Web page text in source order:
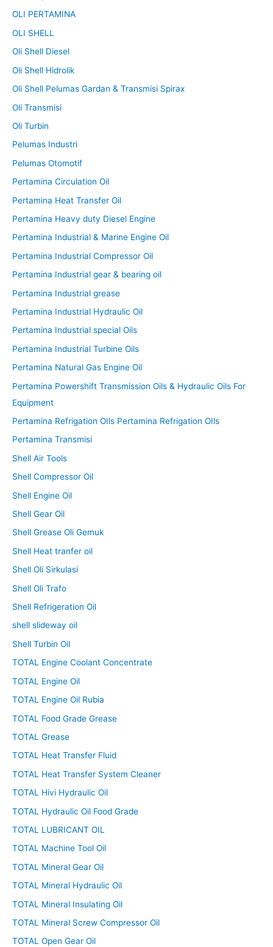
OLI PERTAMINA
OLI SHELL
Oli Shell Diesel
Oli Shell Hidrolik
Oli Shell Pelumas Gardan & Transmisi Spirax
Oli Transmisi
Oli Turbin
Pelumas Industri
Pelumas Otomotif
Pertamina Circulation Oil
Pertamina Heat Transfer Oil
Pertamina Heavy duty Diesel Engine
Pertamina Industrial & Marine Engine Oil
Pertamina Industrial Compressor Oil
Pertamina Industrial gear & bearing oil
Pertamina Industrial grease
Pertamina Industrial Hydraulic Oil
Pertamina Industrial special Oils
Pertamina Industrial Turbine Oils
Pertamina Natural Gas Engine Oil
Pertamina Powershift Transmission Oils & Hydraulic Oils For
Equipment
Pertamina Refrigation OIls Pertamina Refrigation OIls
Pertamina Transmisi
Shell Air Tools
Shell Compressor Oil
Shell Engine Oil
Shell Gear Oil
Shell Grease Oli Gemuk
Shell Heat tranfer oil
Shell Oli Sirkulasi
Shell Oli Trafo
Shell Refrigeration Oil
shell slideway oil
Shell Turbin Oil
TOTAL Engine Coolant Concentrate
TOTAL Engine Oil
TOTAL Engine Oil Rubia
TOTAL Food Grade Grease
TOTAL Grease
TOTAL Heat Transfer Fluid
TOTAL Heat Transfer System Cleaner
TOTAL Hivi Hydraulic Oil
TOTAL Hydraulic Oil Food Grade
TOTAL LUBRICANT OIL
TOTAL Machine Tool Oil
TOTAL Mineral Gear Oil
TOTAL Mineral Hydraulic Oil
TOTAL Mineral Insulating Oil
TOTAL Mineral Screw Compressor Oil
TOTAL Open Gear Oil